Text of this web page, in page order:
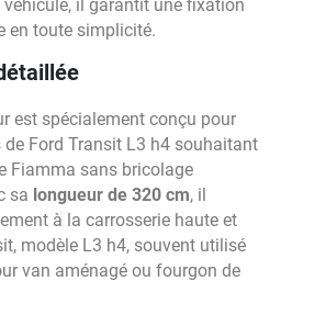
il garantit une fixation
en toute simplicité.
est spécialement conçu pour
de Ford Transit L3 h4 souhaitant
Fiamma sans bricolage
sa longueur de 320 cm, il
à la carrosserie haute et
modèle L3 h4, souvent utilisé
van aménagé ou fourgon de